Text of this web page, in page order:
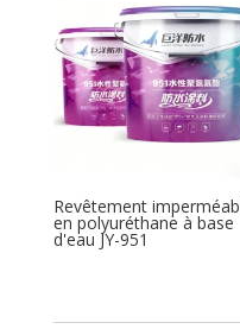
Revêtement
en polyuréthane à base
d'eau JY-951